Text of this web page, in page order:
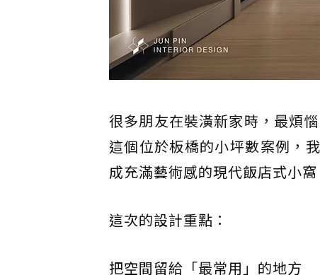
很多朋友在裝潢新家時，最煩
這個位於板橋的小坪數案例，
成充滿藝術感的現代飯店式小窩
這次的設計重點：
把空間留給「最常用」的地方